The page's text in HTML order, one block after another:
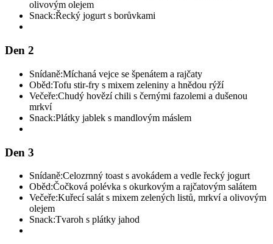
olivovým olejem
Snack:Řecký jogurt s borůvkami
Den 2
Snídaně:Míchaná vejce se špenátem a rajčaty
Oběd:Tofu stir-fry s mixem zeleniny a hnědou rýží
Večeře:Chudý hovězí chili s černými fazolemi a dušenou
mrkví
Snack:Plátky jablek s mandlovým máslem
Den 3
Snídaně:Celozrnný toast s avokádem a vedle řecký jogurt
Oběd:Čočková polévka s okurkovým a rajčatovým salátem
Večeře:Kuřecí salát s mixem zelených listů, mrkví a olivovým
olejem
Snack:Tvaroh s plátky jahod